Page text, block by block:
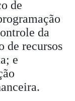
de
da
de recursos
e